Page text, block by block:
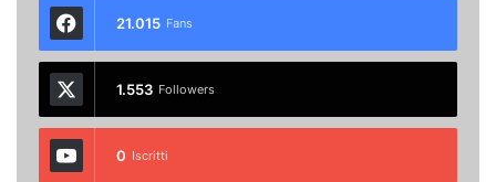
21.015 Fans
1.553 Followers
0 Iscritti